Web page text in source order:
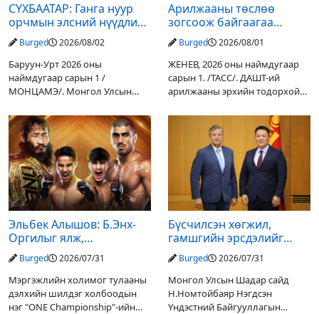
СҮХБААТАР: Ганга нуур
орчмын элсний нүүдлийг
зогсоох туршилтын ажил
үр дүнгээ өгч эхэлжээ
Burged 2026/08/02
Баруун-Урт 2026 оны
наймдугаар сарын 1 /
МОНЦАМЭ/. Монгол Улсын
Дарьгангын Ганга нуурыг
сэргээн, хамгаалах төслийг
улсын төсвийн хөрөнгө
оруулалтаар хийж буй.
Төслийн
Арилжааны төслөө
зогсоож байгаагаа
Ж.Инфантино мэдэгдэв
Burged 2026/08/01
ЖЕНЕВ, 2026 оны наймдугаар
сарын 1. /ТАСС/. ДАШТ-ий
арилжааны эрхийн тодорхой
оруулагчдад худалдах
төслөөсөө татгалзахаар
шийдвэрлэснээ ФИФА-гийн
ерөнхийлөгч Жанни
Эльбек Алышов: Б.Энх-
Оргилыг ялж,
гэрийнхэндээ байшин
авч өгнө
Burged 2026/07/31
Мэргэжлийн холимог тулааны
дэлхийн шилдэг холбоодын
нэг "ONE Championship"-ийн
Бүсчилсэн хөгжил,
гамшгийн эрсдэлийг
бууруулах чиглэлээр
НҮБ-тай хамтын
ажиллагаагаа
өргөжүүлэхээр санал
солилцлоо
Burged 2026/07/31
Монгол Улсын Шадар сайд
Н.Номтойбаяр Нэгдсэн
Үндэстний Байгууллагын